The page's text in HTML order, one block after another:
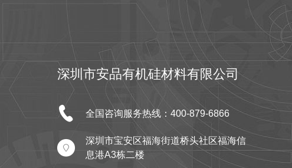
深圳市安品有机硅材料有限公司
 全国咨询服务热线：400-879-6866

深圳市宝安区福海街道桥头社区福海信
息港A3栋二楼